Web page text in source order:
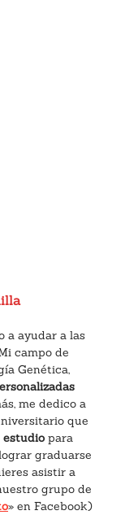
a ayudar a las
campo de
Genética,
me dedico a
que
estudio para
graduarse
asistir a
grupo de
» en Facebook)